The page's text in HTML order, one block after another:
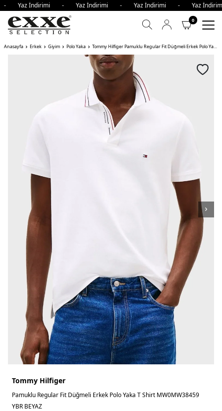
Yaz İndirimi - Yaz İndirimi - Yaz İndirimi - Yaz
0
Anasayfa Erkek Giyim Polo Yaka Tommy Hilfiger Pamuklu Regular Fit Düğmeli Erkek Polo Yaka T Shirt YBR
Tommy Hilfiger
Pamuklu Regular Fit Düğmeli Erkek Polo Yaka T Shirt MW0MW38459
YBR BEYAZ